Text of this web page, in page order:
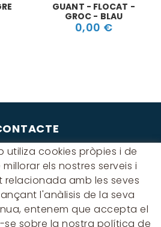
GUANT - FLOCAT -
GROC - BLAU
0,00 €
54 - 60 - Nave 3
de Llobregat
631 197
utiliza cookies pròpies i de
els nostres serveis i
amb les seves
l'anàlisis de la seva
entenem que accepta el
se sobre la nostra política de